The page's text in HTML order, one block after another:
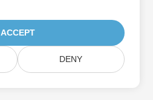
ACCEPT
DENY